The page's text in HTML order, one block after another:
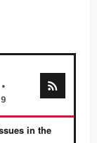
in the